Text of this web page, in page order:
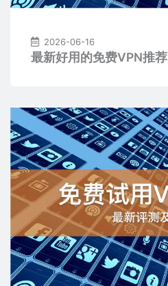
2026-06-16
最新好用的免费VPN推荐